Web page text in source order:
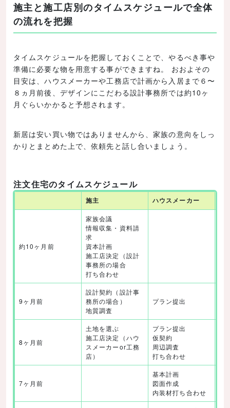
施主と施工店別のタイムスケジュールで全体
の流れを把握
タイムスケジュールを把握しておくことで、やるべき事や
準備に必要な物を用意する事ができますね。 おおよその
目安は、ハウスメーカーや工務店で計画から入居まで６〜
８ヵ月前後、デザインにこだわる設計事務所では約10ヶ
月ぐらいかかると予想されます。
新居は安い買い物ではありませんから、家族の意向をしっ
かりとまとめた上で、依頼先と話し合いましょう。
注文住宅のタイムスケジュール
施主 ハウスメーカー
約10ヶ月前
家族会議
情報収集・資料請
求
資本計画
施工店決定（設計
事務所の場合
打ち合わせ
9ヶ月前
設計契約（設計事
務所の場合）
地質調査
プラン提出
8ヶ月前
土地を選ぶ
施工店決定（ハウ
スメーカーor工務
店）
プラン提出
仮契約
周辺調査
打ち合わせ
7ヶ月前
基本計画
図面作成
内装材打ち合わせ